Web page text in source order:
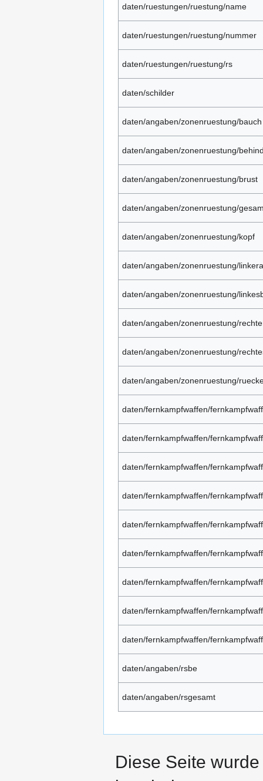
daten/ruestungen/ruestung/name
daten/ruestungen/ruestung/nummer
daten/ruestungen/ruestung/rs
daten/schilder
daten/angaben/zonenruestung/bauch
daten/angaben/zonenruestung/
daten/angaben/zonenruestung/brust
daten/angaben/zonenruestung/
daten/angaben/zonenruestung/kopf
daten/angaben/zonenruestung/
daten/angaben/zonenruestung/
daten/angaben/zonenruestung/
daten/angaben/zonenruestung/
daten/angaben/zonenruestung/
daten/fernkampfwaffen/
daten/fernkampfwaffen/
daten/fernkampfwaffen/
daten/fernkampfwaffen/
daten/fernkampfwaffen/
daten/fernkampfwaffen/
daten/fernkampfwaffen/
daten/fernkampfwaffen/
daten/fernkampfwaffen/
daten/angaben/rsbe
daten/angaben/rsgesamt
Diese Seite